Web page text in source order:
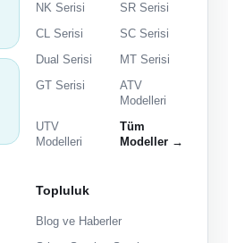
NK Serisi
SR Serisi
CL Serisi
SC Serisi
Dual Serisi
MT Serisi
GT Serisi
ATV
Modelleri
UTV
Modelleri
Tüm
Modeller →
Topluluk
Blog ve Haberler